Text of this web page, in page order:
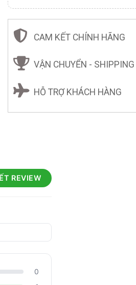
CAM KẾT CHÍNH HÃNG
VẬN CHUYỂN - SHIPPING
HỖ TRỢ KHÁCH HÀNG
REVIEW
0